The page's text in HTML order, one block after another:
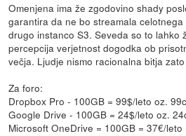
Omenjena ima že zgodovino shady
garantira da ne bo streamala
drugo instanco S3. Seveda so to lahko
percepcija verjetnost dogodka ob
večja. Ljudje nismo racionalna bitja
Za foro:
Dropbox Pro - 100GB = 99$/leto oz.
Google Drive - 100GB = 24$/leto oz.
Microsoft OneDrive = 100GB = 37€/